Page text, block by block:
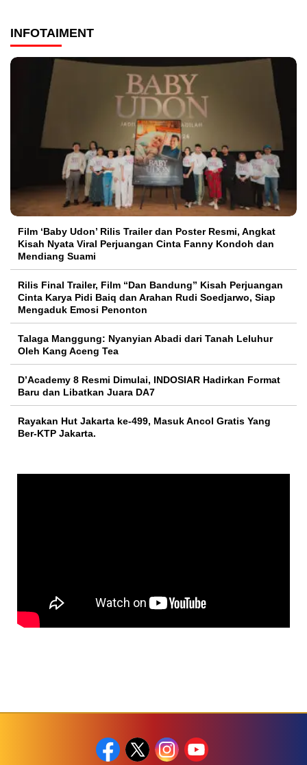
INFOTAIMENT
Film ‘Baby Udon’ Rilis Trailer dan Poster Resmi, Angkat
Kisah Nyata Viral Perjuangan Cinta Fanny Kondoh dan
Mendiang Suami
Rilis Final Trailer, Film “Dan Bandung” Kisah Perjuangan
Cinta Karya Pidi Baiq dan Arahan Rudi Soedjarwo, Siap
Mengaduk Emosi Penonton
Talaga Manggung: Nyanyian Abadi dari Tanah Leluhur
Oleh Kang Aceng Tea
D’Academy 8 Resmi Dimulai, INDOSIAR Hadirkan Format
Baru dan Libatkan Juara DA7
Rayakan Hut Jakarta ke-499, Masuk Ancol Gratis Yang
Ber-KTP Jakarta.